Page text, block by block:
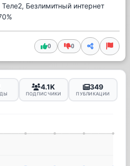
Безлимитный интернет
0 0
4.1K
ПОДПИСЧИКИ
349
ПУБЛИКАЦИИ